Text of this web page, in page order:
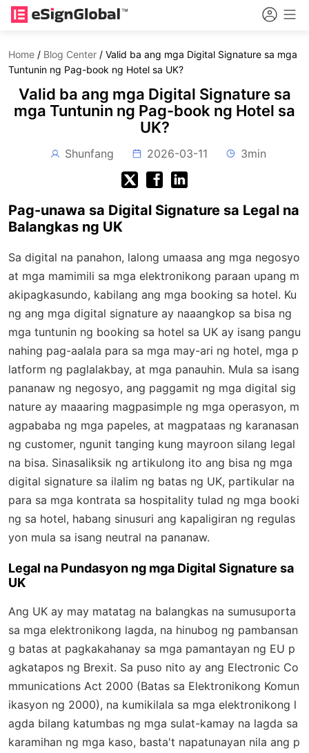
Home / Blog Center / Valid ba ang mga Digital Signature sa mga
Tuntunin ng Pag-book ng Hotel sa UK?
Valid ba ang mga Digital Signature sa
mga Tuntunin ng Pag-book ng Hotel sa
UK?
Shunfang 2026-03-11 3min
Pag-unawa sa Digital Signature sa Legal na
Balangkas ng UK
Sa digital na panahon, lalong umaasa ang mga negosyo
at mga mamimili sa mga elektronikong paraan upang m
akipagkasundo, kabilang ang mga booking sa hotel. Ku
ng ang mga digital signature ay naaangkop sa bisa ng
mga tuntunin ng booking sa hotel sa UK ay isang pangu
nahing pag-aalala para sa mga may-ari ng hotel, mga p
latform ng paglalakbay, at mga panauhin. Mula sa isang
pananaw ng negosyo, ang paggamit ng mga digital sig
nature ay maaaring magpasimple ng mga operasyon, m
agpababa ng mga papeles, at magpataas ng karanasan
ng customer, ngunit tanging kung mayroon silang legal
na bisa. Sinasaliksik ng artikulong ito ang bisa ng mga
digital signature sa ilalim ng batas ng UK, partikular na
para sa mga kontrata sa hospitality tulad ng mga booki
ng sa hotel, habang sinusuri ang kapaligiran ng regulas
yon mula sa isang neutral na pananaw.
Legal na Pundasyon ng mga Digital Signature sa
UK
Ang UK ay may matatag na balangkas na sumusuporta
sa mga elektronikong lagda, na hinubog ng pambansan
g batas at pagkakahanay sa mga pamantayan ng EU p
agkatapos ng Brexit. Sa puso nito ay ang Electronic Co
mmunications Act 2000 (Batas sa Elektronikong Komun
ikasyon ng 2000), na kumikilala sa mga elektronikong l
agda bilang katumbas ng mga sulat-kamay na lagda sa
karamihan ng mga kaso, basta't napatunayan nila ang p